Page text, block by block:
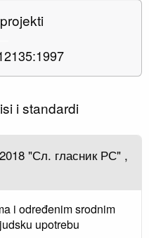
i standardi
"Сл. гласник РС" ,
i određenim srodnim
upotrebu